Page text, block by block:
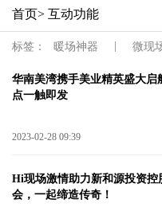
首页> 互动功能
标签： 暖场神器 微现
华南美湾携手美业精英盛大启
点一触即发
2023-02-28 09:39
Hi现场激情助力新和源投资控
会，一起缔造传奇！